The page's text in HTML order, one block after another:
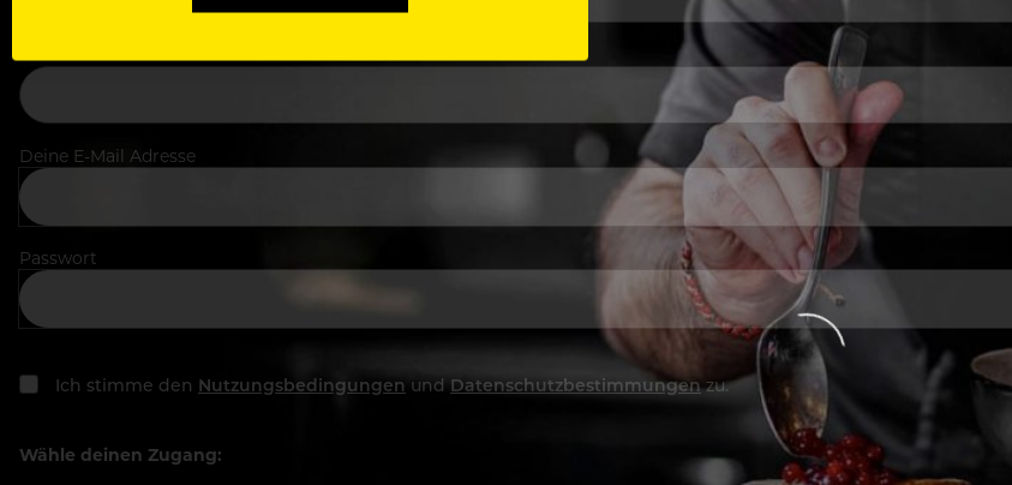
Deine E-Mail Adresse
Passwort
Ich stimme den Nutzungsbedingungen und Datenschutzbestimmungenzu.
Wähle deinen Zugang: